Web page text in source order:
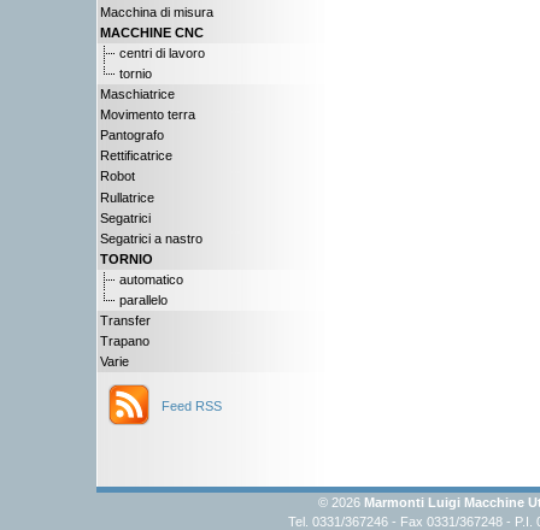
Macchina di misura
MACCHINE CNC
centri di lavoro
tornio
Maschiatrice
Movimento terra
Pantografo
Rettificatrice
Robot
Rullatrice
Segatrici
Segatrici a nastro
TORNIO
automatico
parallelo
Transfer
Trapano
Varie
Feed RSS
© 2026 Marmonti Luigi Macchine
Tel. 0331/367246 - Fax 0331/367248 - P.I.